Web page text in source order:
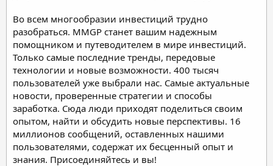
Во всем многообразии инвестиций трудно
разобраться. MMGP станет вашим надежным
помощником и путеводителем в мире инвестиций.
Только самые последние тренды, передовые
технологии и новые возможности. 400 тысяч
пользователей уже выбрали нас. Самые актуальные
новости, проверенные стратегии и способы
заработка. Сюда люди приходят поделиться своим
опытом, найти и обсудить новые перспективы. 16
миллионов сообщений, оставленных нашими
пользователями, содержат их бесценный опыт и
знания. Присоединяйтесь и вы!